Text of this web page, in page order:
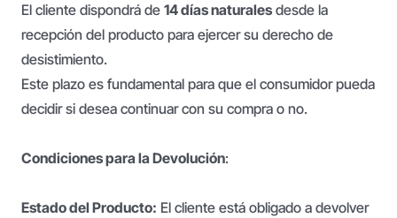
El cliente dispondrá de 14 días naturales desde la
recepción del producto para ejercer su derecho de
desistimiento.
Este plazo es fundamental para que el consumidor pueda
decidir si desea continuar con su compra o no.
Condiciones para la Devolución:
Estado del Producto: El cliente está obligado a devolver